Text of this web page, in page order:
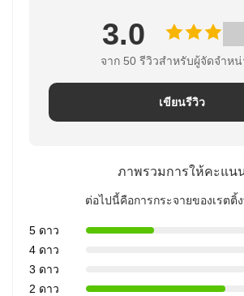
3.0
จาก 50 รีวิวสําหรับผู้จัดจําห
เขียนรีวิว
ภาพรวมการให้คะแน
ต่อไปนี้คือการกระจายของเรตติ้
5 ดาว
4 ดาว
3 ดาว
2 ดาว